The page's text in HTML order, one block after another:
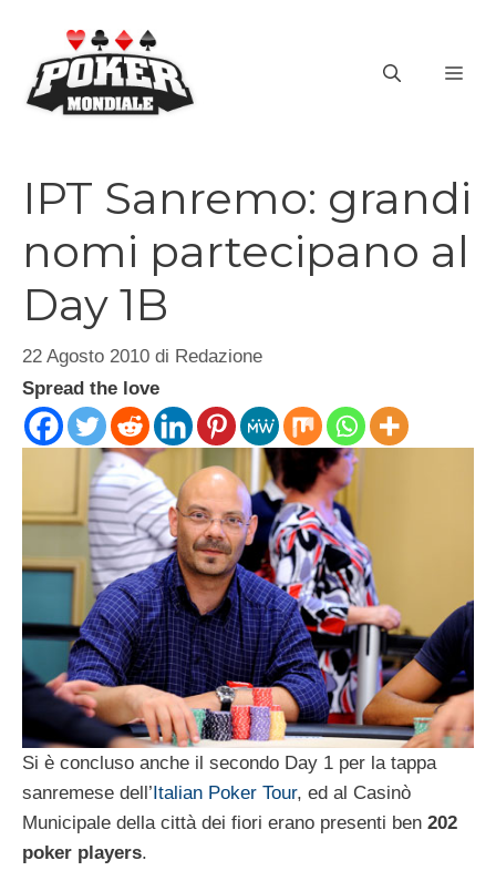
contenuto
IPT Sanremo: grandi
nomi partecipano al
Day 1B
22 Agosto 2010 di Redazione
Spread the love
Si è concluso anche il secondo Day 1 per la tappa
sanremese dell’Italian Poker Tour, ed al Casinò
Municipale della città dei fiori erano presenti ben 202
poker players.